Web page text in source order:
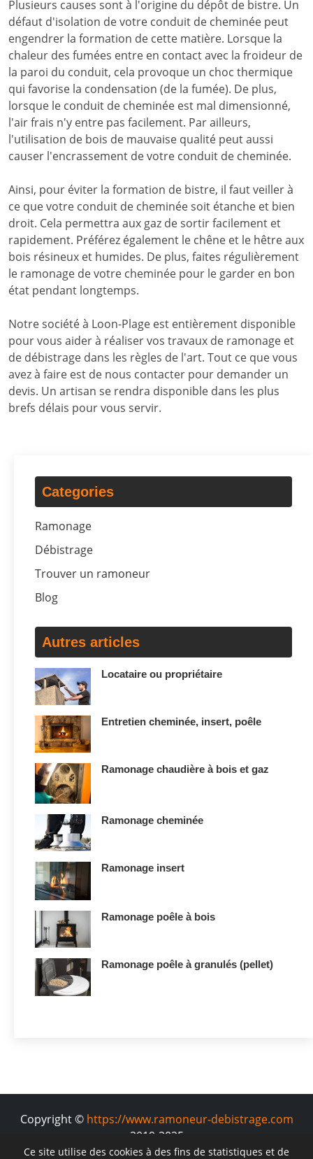
Plusieurs causes sont à l'origine du dépôt de bistre. Un
défaut d'isolation de votre conduit de cheminée peut
engendrer la formation de cette matière. Lorsque la
chaleur des fumées entre en contact avec la froideur de
la paroi du conduit, cela provoque un choc thermique
qui favorise la condensation (de la fumée). De plus,
lorsque le conduit de cheminée est mal dimensionné,
l'air frais n'y entre pas facilement. Par ailleurs,
l'utilisation de bois de mauvaise qualité peut aussi
causer l'encrassement de votre conduit de cheminée.
Ainsi, pour éviter la formation de bistre, il faut veiller à
ce que votre conduit de cheminée soit étanche et bien
droit. Cela permettra aux gaz de sortir facilement et
rapidement. Préférez également le chêne et le hêtre aux
bois résineux et humides. De plus, faites régulièrement
le ramonage de votre cheminée pour le garder en bon
état pendant longtemps.
Notre société à Loon-Plage est entièrement disponible
pour vous aider à réaliser vos travaux de ramonage et
de débistrage dans les règles de l'art. Tout ce que vous
avez à faire est de nous contacter pour demander un
devis. Un artisan se rendra disponible dans les plus
brefs délais pour vous servir.
Categories
Ramonage
Débistrage
Trouver un ramoneur
Blog
Autres articles
Locataire ou propriétaire
Entretien cheminée, insert, poêle
Ramonage chaudière à bois et gaz
Ramonage cheminée
Ramonage insert
Ramonage poêle à bois
Ramonage poêle à granulés (pellet)
Copyright © https://www.ramoneur-debistrage.com
2019-2025
Ce site utilise des cookies à des fins de statistiques et de